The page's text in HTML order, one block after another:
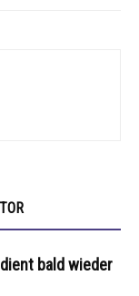
bald wieder